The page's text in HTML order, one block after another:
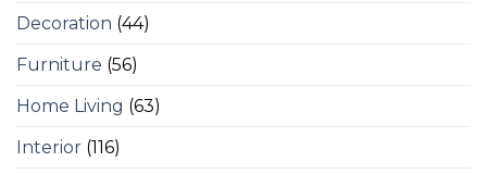
Decoration (44)
Furniture (56)
Home Living (63)
Interior (116)